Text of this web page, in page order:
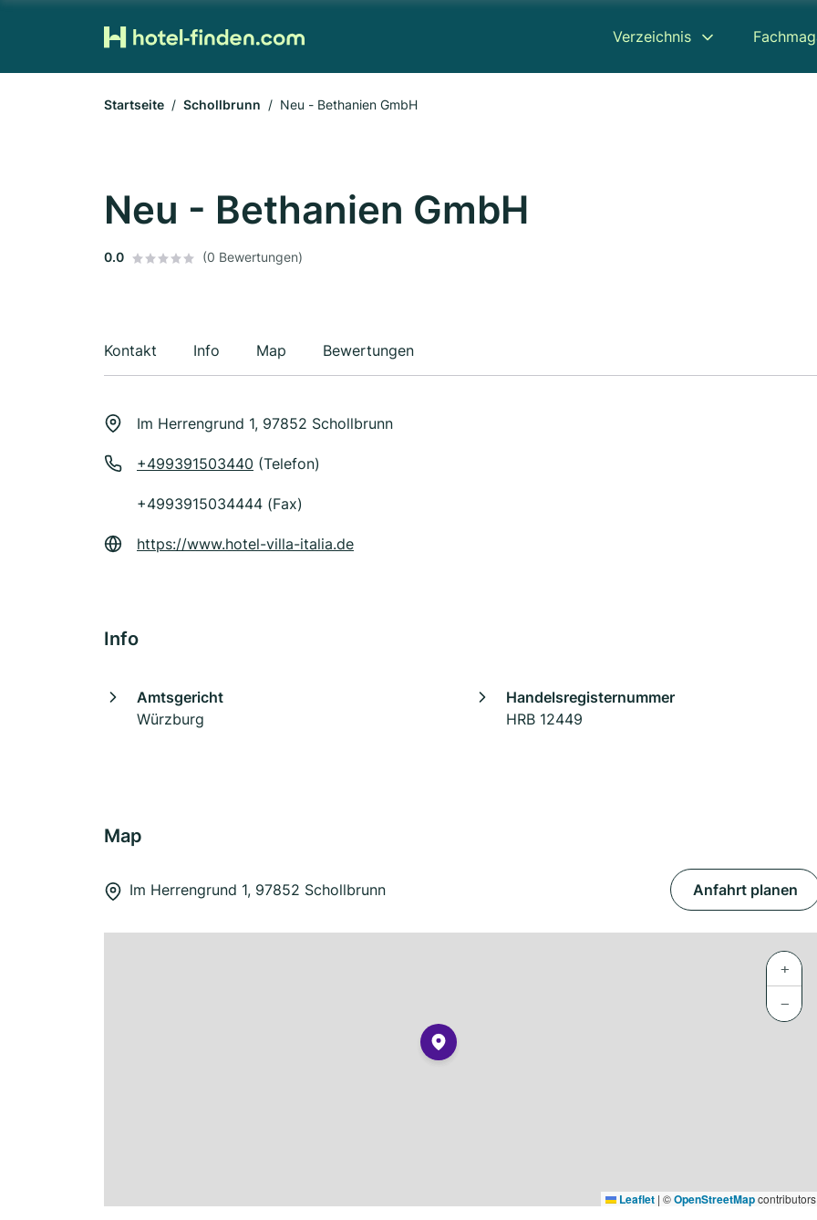
Verzeichnis
Startseite Schollbrunn Neu - Bethanien GmbH
Neu - Bethanien GmbH
0.0 (0 Bewertungen)
Kontakt Info Map Bewertungen
Im Herrengrund 1, 97852 Schollbrunn
+499391503440 (Telefon)
+4993915034444 (Fax)
https://www.hotel-villa-italia.de
Info
Amtsgericht
Würzburg
Handelsregisternummer
HRB 12449
Map
Im Herrengrund 1, 97852 Schollbrunn Anfahrt planen
+
−
Leaflet | ©OpenStreetMapcontributors